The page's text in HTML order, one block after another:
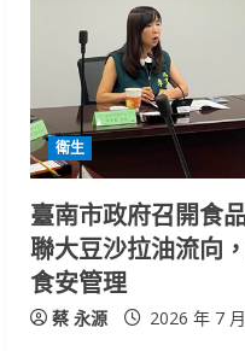
衛生
臺南市政府召開食
聯大豆沙拉油流向
食安管理
蔡 永源 2026 年 7